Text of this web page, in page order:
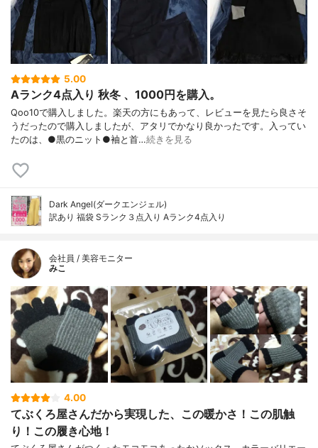
5.00
Aランク4点入り 秋冬 、1000円を購入。
Qoo10で購入しました。楽天の方にもあって、レビューを見たら良さそ
うだったので購入しましたが、アタリでかなり良かったです。入ってい
たのは、●黒のニット●袖と首…続きを見る
Dark Angel(ダークエンジェル)
訳あり 福袋 Sランク３点入り Aランク4点入り
会社員 / 美容モニター
みこ
4.00
てぶくろ屋さんだから実現した、この暖かさ！この肌触
り！この履き心地！